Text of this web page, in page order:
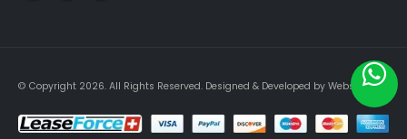
© Copyright 2026. All Rights Reserved. Designed & Developed by Webslogin